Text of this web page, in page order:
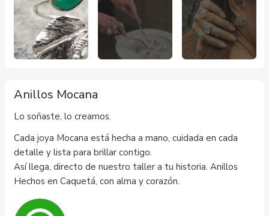
Anillos Mocana
Lo soñaste, lo creamos.
Cada joya Mocana está hecha a mano, cuidada en cada
detalle y lista para brillar contigo.
Así llega, directo de nuestro taller a tu historia. Anillos
Hechos en Caquetá, con alma y corazón.